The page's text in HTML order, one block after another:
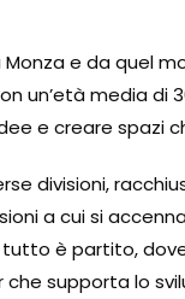
Monza e da quel
un’età media di
e creare spazi
divisioni,
a cui si
è partito,
supporta lo